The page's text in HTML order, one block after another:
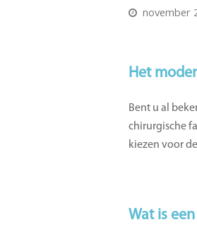
november
Het
Bent u al
chirurgische
kiezen voor
Wat is